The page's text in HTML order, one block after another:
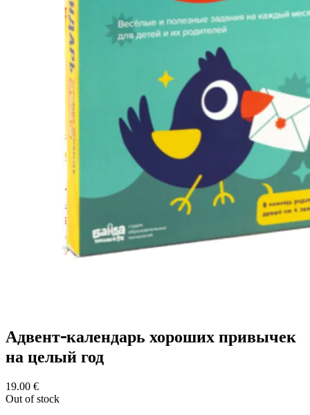
Адвент-календарь хороших привычек
на целый год
19.00 €
Out of stock